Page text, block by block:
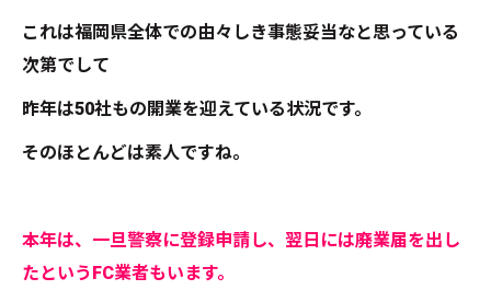
これは福岡県全体での由々しき事態妥当なと思っている
次第でして
昨年は50社もの開業を迎えている状況です。
そのほとんどは素人ですね。
本年は、一旦警察に登録申請し、翌日には廃業届を出し
たというFC業者もいます。